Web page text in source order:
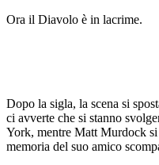
Ora il Diavolo è in lacrime.
Dopo la sigla, la scena si
ci avverte che si stanno
York, mentre Matt Murdock si
memoria del suo amico